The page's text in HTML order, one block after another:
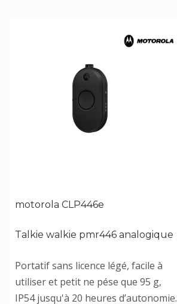
motorola CLP446e
Talkie walkie pmr446 analogique
Portatif sans licence légé, facile à
utiliser et petit ne pése que 95 g,
IP54 jusqu'à 20 heures d’autonomie.